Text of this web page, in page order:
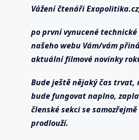
Vážení čtenáři
po první vynucené
našeho webu Vám/vám
aktuální filmové novinky
Bude ještě nějaký čas trvat,
bude fungovat naplno,
členské sekci se
prodlouží.